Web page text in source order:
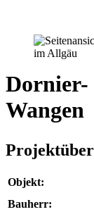
Dornier-
Wangen
Objekt:
Bauherr: